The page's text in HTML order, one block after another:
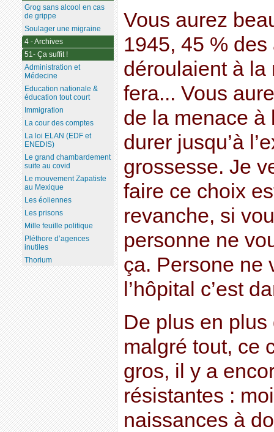
Vous aurez
1945, 45 %
déroulaient à la
fera... Vous
de la menace à
durer jusqu’à
grossesse. Je
faire ce choix
revanche, si
personne ne
ça. Persone ne
l’hôpital c’est
De plus en
malgré tout, ce
gros, il y a
résistantes :
naissances à
Grog sans alcool en cas
de grippe
Soulager une migraine
4 - Archives
51- Ça suffit !
Administration et
Médecine
Education nationale &
éducation tout court
Immigration
La cour des comptes
La loi ELAN (EDF et
ENEDIS)
Le grand chambardement
suite au covid
Le mouvement Zapatiste
au Mexique
Les éoliennes
Les prisons
Mille feuille politique
Pléthore d’agences
inutiles
Thorium